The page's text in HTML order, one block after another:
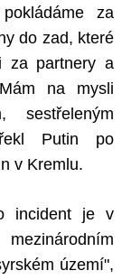
za
do zad, které
za partnery a
na mysli
sestřeleným
řekl Putin po
v Kremlu.
incident je v
území",